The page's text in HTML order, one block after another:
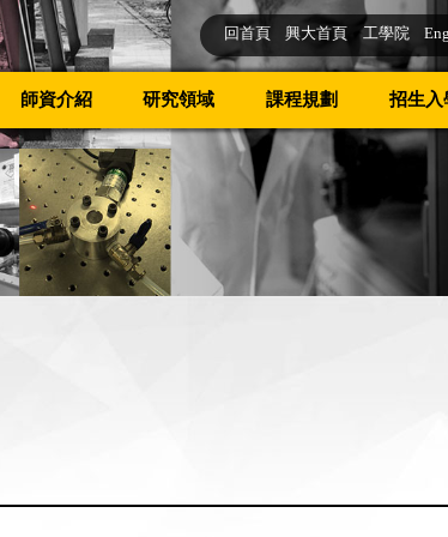
回首頁 興大首頁 工學院
師資介紹 研究領域 課程規劃 招生入